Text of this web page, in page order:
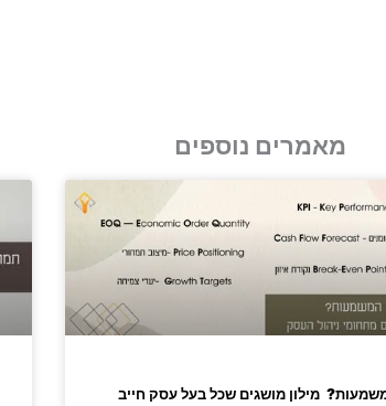
מאמרים נוספים
מילון מושגים שכל בעל עסק חייב